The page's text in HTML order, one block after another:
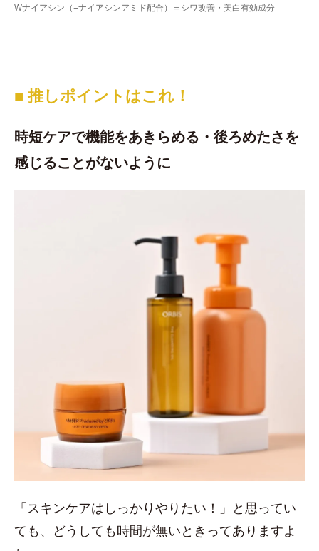
Wナイアシン（=ナイアシンアミド配合）＝シワ改善・美白有効成分
■ 推しポイントはこれ！
時短ケアで機能をあきらめる・後ろめたさを
感じることがないように
「スキンケアはしっかりやりたい！」と思ってい
ても、どうしても時間が無いときってありますよ